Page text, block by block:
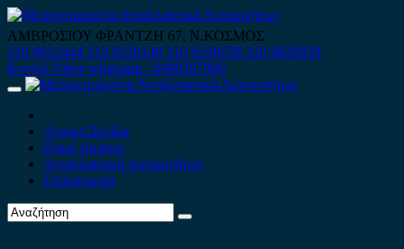
Skip
to
content
ΑΜΒΡΟΣΙΟΥ ΦΡΑΝΤΖΗ 67, Ν.ΚΟΣΜΟΣ
210 9012444 210 9239148 210 9238158 210 9026839
Κινητό-Viber-whatsapp : 6980507900
Primary
Αρχική Σελίδα
Ποιοί είμαστε
Ανταλλακτικά Αυτοκινήτων
Επικοινωνία